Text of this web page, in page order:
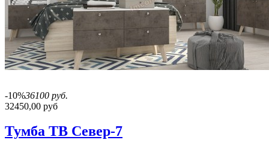
-10%36100 руб.
32450,00 руб
Тумба ТВ Север-7